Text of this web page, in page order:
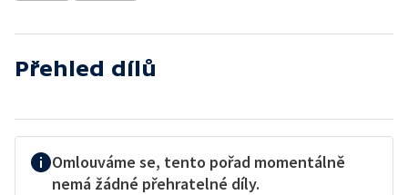
Přehled dílů
Omlouváme se, tento pořad momentálně
nemá žádné přehratelné díly.